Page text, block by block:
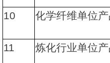
10
化学纤维单位
11
炼化行业单位